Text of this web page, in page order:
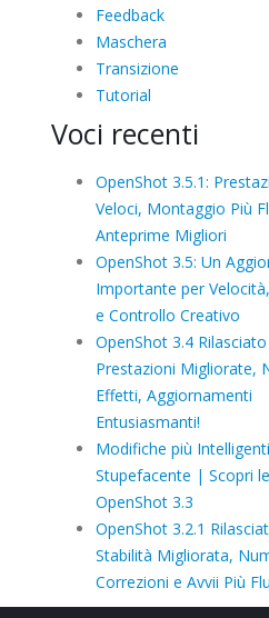
Feedback
Maschera
Transizione
Tutorial
Voci recenti
OpenShot 3.5.1:
Veloci, Montaggio Più
Anteprime Migliori
OpenShot 3.5: Un
Importante per
e Controllo Creativo
OpenShot 3.4
Prestazioni Migliorate,
Effetti, Aggiornamenti
Entusiasmanti!
Modifiche più
Stupefacente | Scopri
OpenShot 3.3
OpenShot 3.2.1
Stabilità Migliorata,
Correzioni e Avvii Più